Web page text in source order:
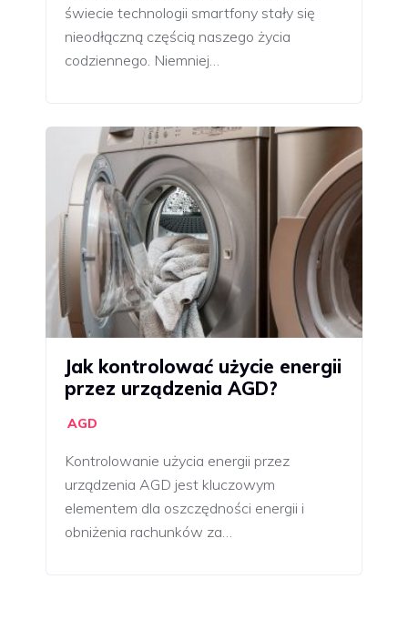
świecie technologii smartfony stały się
nieodłączną częścią naszego życia
codziennego. Niemniej…
Jak kontrolować użycie energii
przez urządzenia AGD?
AGD
Kontrolowanie użycia energii przez
urządzenia AGD jest kluczowym
elementem dla oszczędności energii i
obniżenia rachunków za…